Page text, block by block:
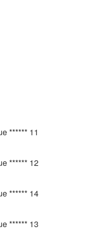
****** 11
****** 12
****** 14
****** 13